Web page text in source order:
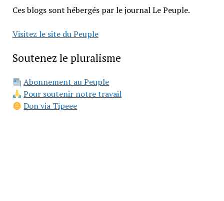
Ces blogs sont hébergés par le journal Le Peuple.
Visitez le site du Peuple
Soutenez le pluralisme
Abonnement au Peuple
Pour soutenir notre travail
Don via Tipeee